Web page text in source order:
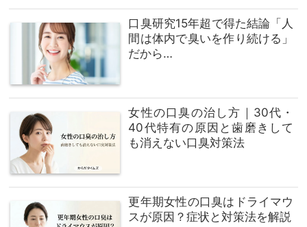
口臭研究15年超で得た結論「人
間は体内で臭いを作り続ける」
だから…
女性の口臭の治し方｜30代・
40代特有の原因と歯磨きして
も消えない口臭対策法
更年期女性の口臭はドライマウ
スが原因？症状と対策法を解説